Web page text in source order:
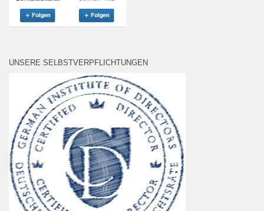
UNSERE SELBSTVERPFLICHTUNGEN